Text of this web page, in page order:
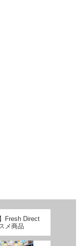
Fresh Direct
メ商品